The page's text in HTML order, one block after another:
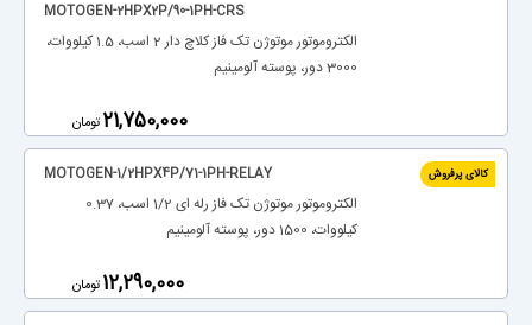
MOTOGEN-2HPX2P/90-1PH-CRS
الکتروموتور موتوژن تک فاز کلاچ دار 2 اسب، 1.5 کیلووات،
3000 دور، پوسته آلومینیم
‎21,750,000 تومان
کالای پرفروش MOTOGEN-1/2HPX4P/71-1PH-RELAY
الکتروموتور موتوژن تک فاز رله ای 1/2 اسب، 0.37
کیلووات، 1500 دور، پوسته آلومینیم
‎12,290,000 تومان